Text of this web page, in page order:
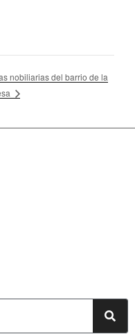
nobiliarias del barrio de la